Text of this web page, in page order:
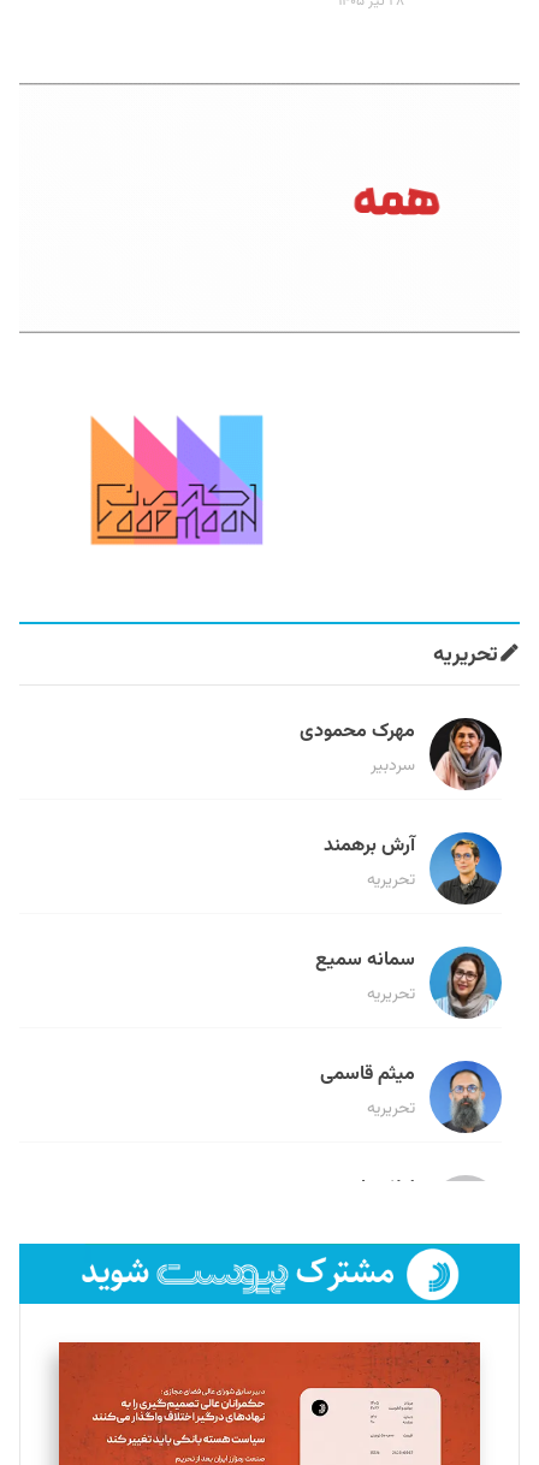
تحریریه
مهرک محمودی
سردبیر
آرش برهمند
تحریریه
سمانه سمیع
تحریریه
میثم قاسمی
تحریریه
لیلا حنارود
فائزه فتحی رستمی
تحریریه
سروش کرمیان
تحریریه